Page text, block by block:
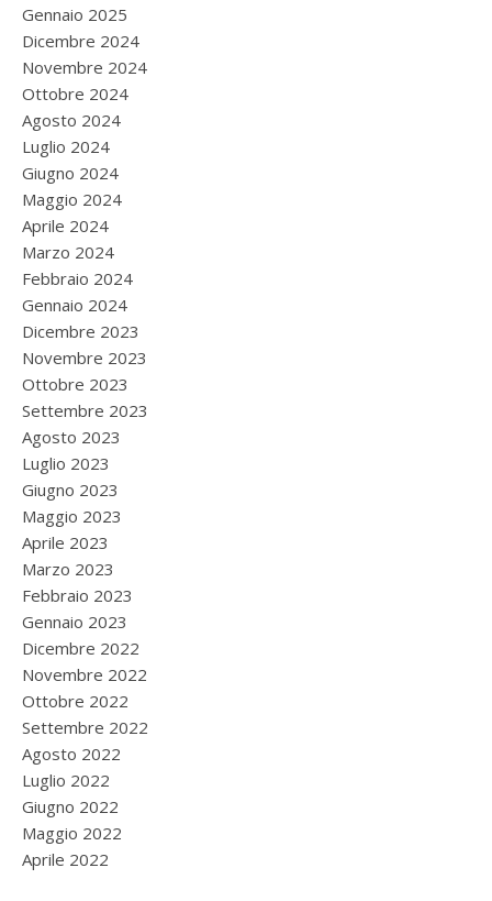
Gennaio 2025
Dicembre 2024
Novembre 2024
Ottobre 2024
Agosto 2024
Luglio 2024
Giugno 2024
Maggio 2024
Aprile 2024
Marzo 2024
Febbraio 2024
Gennaio 2024
Dicembre 2023
Novembre 2023
Ottobre 2023
Settembre 2023
Agosto 2023
Luglio 2023
Giugno 2023
Maggio 2023
Aprile 2023
Marzo 2023
Febbraio 2023
Gennaio 2023
Dicembre 2022
Novembre 2022
Ottobre 2022
Settembre 2022
Agosto 2022
Luglio 2022
Giugno 2022
Maggio 2022
Aprile 2022